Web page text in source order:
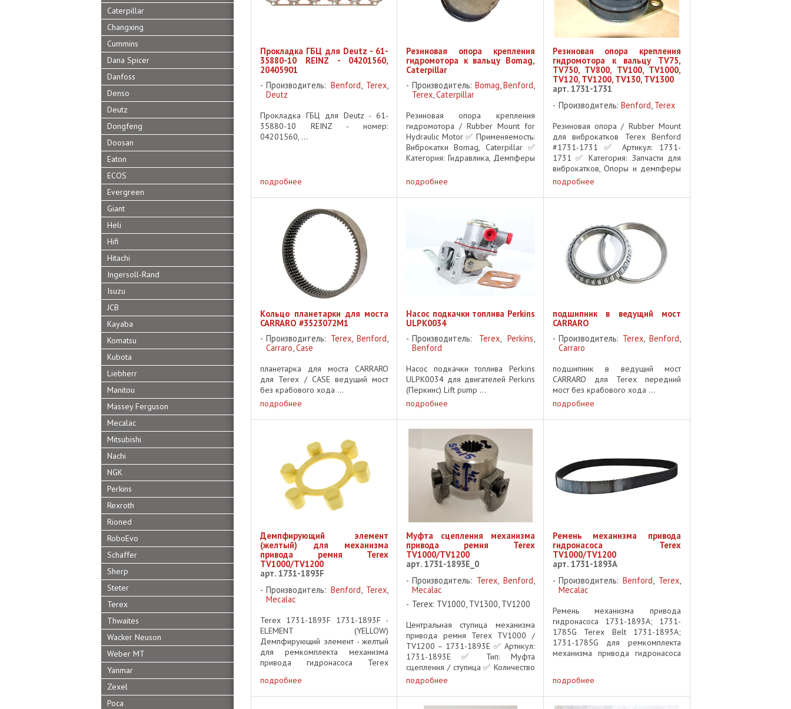
Caterpillar
Changxing
Cummins
Dana Spicer
Danfoss
Denso
Deutz
Dongfeng
Doosan
Eaton
ECOS
Evergreen
Giant
Heli
Hifi
Hitachi
Ingersoll-Rand
Isuzu
JCB
Kayaba
Komatsu
Kubota
Liebherr
Manitou
Massey Ferguson
Mecalac
Mitsubishi
Nachi
NGK
Perkins
Rexroth
Rioned
RoboEvo
Schaffer
Sherp
Steter
Terex
Thwaites
Wacker Neuson
Weber MT
Yanmar
Zexel
Роса
Прокладка ГБЦ для Deutz - 61-
35880-10 REINZ - 04201560,
20405901
Производитель: Benford Terex
Deutz
Прокладка ГБЦ для Deutz - 61-
35880-10 REINZ - номер:
04201560, ...
подробнее
Резиновая опора крепления
гидромотора к вальцу Bomag,
Caterpillar
Производитель: Bomag Benford
Terex ,Caterpillar
Резиновая опора крепления
гидромотора / Rubber Mount for
Hydraulic Motor ✅ Применяемость:
Виброкатки Bomag, Caterpillar ✅
Категория: Гидравлика, Демпферы
опора предназначена для
крепления гидромотора к вальцу
дорожных ...
подробнее
Резиновая опора крепления
гидромотора к вальцу TV75,
TV750, TV800, TV100, TV1000,
TV120, TV1200, TV130, TV1300
арт. 1731-1731
Производитель: Benford Terex
Резиновая опора / Rubber Mount
для виброкатков Terex Benford
#1731-1731 ✅ Артикул: 1731-
1731 ✅ Категория: Запчасти для
виброкатков, Опоры и демпферы
✅ Применяемость: Виброкатки
Terex Benford Описание:
Оригинальная резиновая опора
подробнее
Кольцо планетарки для моста
CARRARO #3523072M1
Производитель: Terex,Benford,
Carraro,Case
планетарка для моста CARRARO
для Terex / CASE ведущий мост
без крабового хода ...
подробнее
Насос подкачки топлива Perkins
ULPK0034
Производитель: Terex, Perkins,
Benford
Насос подкачки топлива Perkins
ULPK0034 для двигателей Perkins
(Перкинс) Lift pump ...
подробнее
подшипник в ведущий мост
CARRARO
Производитель: Terex, Benford,
Carraro
подшипник в ведущий мост
CARRARO для Terex передний
мост без крабового хода ...
подробнее
Демпфирующий элемент
(желтый) для механизма
привода ремня Terex
TV1000/TV1200
арт. 1731-1893F
Производитель: Benford Terex
Mecalac
Terex 1731-1893F 1731-1893F -
ELEMENT (YELLOW)
Демпфирующий элемент - желтый
для ремкомплекта механизма
привода гидронасоса Terex
механизма привода гидронасоса
Terex TV1000 part of custom
подробнее
Муфта сцепления механизма
привода ремня Terex
TV1000/TV1200
арт. 1731-1893E_0
Производитель: Terex Benford
Mecalac
Terex: TV1000, TV1300, TV1200
Центральная ступица механизма
привода ремня Terex TV1000 /
TV1200 – 1731-1893E ✅ Артикул:
1731-1893E ✅ Тип: Муфта
сцепления / ступица ✅ Количество
шлицов: 15 ✅ Высота: 42 мм ✅
Код: CB-F-098 ✅ Совместимость:
Terex TV1000, Terex TV1200
подробнее
Ремень механизма привода
гидронасоса Terex
TV1000/TV1200
арт. 1731-1893A
Производитель:Benford Terex
Mecalac
Ремень механизма привода
гидронасоса 1731-1893A; 1731-
1785G Terex Belt 1731-1893A;
1731-1785G для ремкомплекта
механизма привода гидронасоса
Terex TV1000 part of custom
repair Kit for Terex ...
подробнее